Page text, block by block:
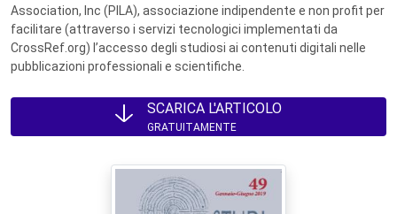
Association, Inc (PILA), associazione indipendente e non profit per
facilitare (attraverso i servizi tecnologici implementati da
CrossRef.org) l’accesso degli studiosi ai contenuti digitali nelle
pubblicazioni professionali e scientifiche.
SCARICA L'ARTICOLO
GRATUITAMENTE